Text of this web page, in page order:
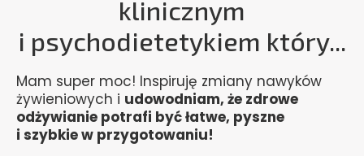
klinicznym
i psychodietetykiem który...
Mam super moc! Inspiruję zmiany nawyków
żywieniowych i udowodniam, że zdrowe
odżywianie potrafi być łatwe, pyszne
i szybkie w przygotowaniu!